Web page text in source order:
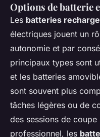
Options de batterie
Les batteries
électriques jouent un
autonomie et par
principaux types sont
et les batteries
sont souvent plus
tâches légères ou de
des sessions de
professionnel, les